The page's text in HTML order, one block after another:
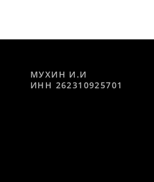
МУХИН И.И
ИНН 262310925701